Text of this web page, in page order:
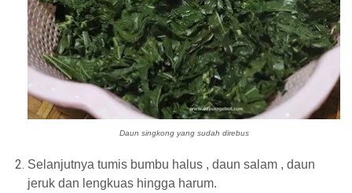
Daun singkong yang sudah direbus
Selanjutnya tumis bumbu halus , daun salam , daun
jeruk dan lengkuas hingga harum.